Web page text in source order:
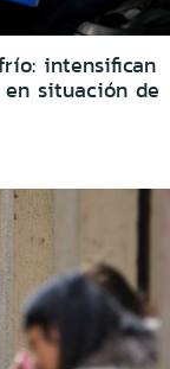
intensifican
situación de